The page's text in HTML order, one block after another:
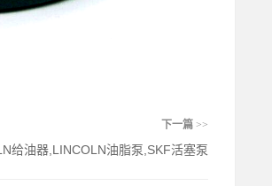
下一篇 >>
给油器,LINCOLN油脂泵,SKF活塞泵